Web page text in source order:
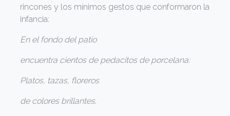
rincones y los mínimos gestos que conformaron la
infancia:
En el fondo del patio
encuentra cientos de pedacitos de porcelana:
Platos, tazas, floreros
de colores brillantes.